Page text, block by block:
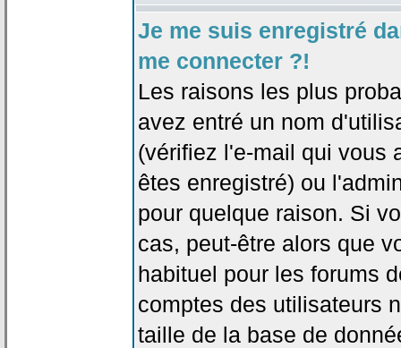
Je me suis enregistré
me connecter ?!
Les raisons les plus
avez entré un nom
(vérifiez l'e-mail qui vous
êtes enregistré) ou
pour quelque raison. Si
cas, peut-être alors que
habituel pour les forums
comptes des utilisateurs
taille de la base de